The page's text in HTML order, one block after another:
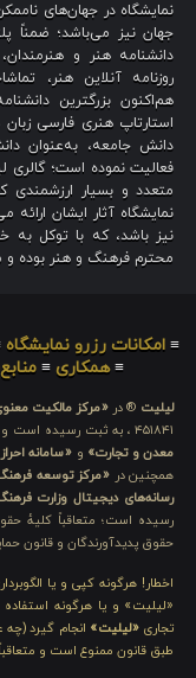
نمایشگاه در جهان‌های
جهان نیز می‌باشد؛ ضمناً
دانشنامه هنر و
روزنامه آنلاین هنر،
هم‌اکنون بزرگترین
استارتاپ هنری فارسی
دانش جامعه، به‌عنوان
فعالیت نموده است؛ گالری
متعدد و بسیار ارزشمندی
نمایشگاه آثار ایشان
نیز باشد، که با توکل به
محترم فرهنگ و هنر بوده و
≡ امکانات رزرو نمایشگاه
≡همکاری ≡
لیلیت ® در «مرکز مالکیت
۴۵۱۸۴۱ ، به ثبت رسیده است و در
معدن و تجارت» و «سامانه
همچنین در «مرکز توسعه
رسانه‌های دیجیتال وزارت
رسیده است؛ متعاقباً کلیهٔ
حقوق پدیدآورندگان و قانون
اخطار! هرگونه کپی و یا
«لیلیت» و یا هرگونه
تجاری «لیلیت» انجام گیرد (چه
طبق قانون ممنوع است و